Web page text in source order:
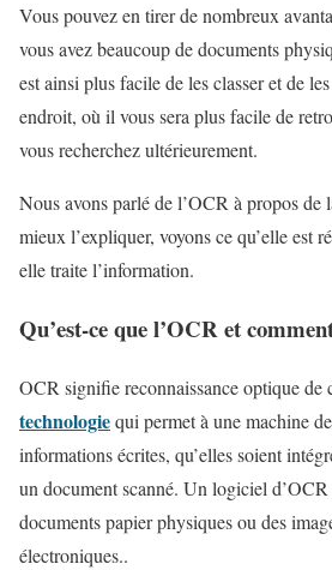
Vous pouvez en tirer de nombreux
vous avez beaucoup de documents
est ainsi plus facile de les classer et de
endroit, où il vous sera plus facile de
vous recherchez ultérieurement.
Nous avons parlé de l’OCR à propos de
mieux l’expliquer, voyons ce qu’elle est
elle traite l’information.
Qu’est-ce que l’OCR et
OCR signifie reconnaissance optique de
technologiequi permet à une machine
informations écrites, qu’elles soient
un document scanné. Un logiciel
documents papier physiques ou des
électroniques..